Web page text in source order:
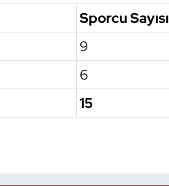
Sporcu Sayısı
9
6
15